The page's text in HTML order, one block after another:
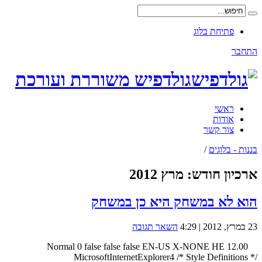
פתיחת בלוג
התחבר
גולדפיש משוררת ועורכת
ראשי
אודות
צור קשר
בננות - בלוגים /
ארכיון חודש: מרץ 2012
הוא לא במשחק היא כן במשחק
23 במרץ, 2012 | 4:29
השאר תגובה
12.00 Normal 0 false false false EN-US X-NONE HE
MicrosoftInternetExplorer4 /* Style Definitions */